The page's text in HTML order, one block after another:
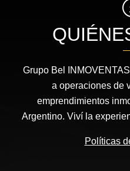
Grupo Bel
a operaciones de
emprendimientos
Argentino. Viví la
Políticas